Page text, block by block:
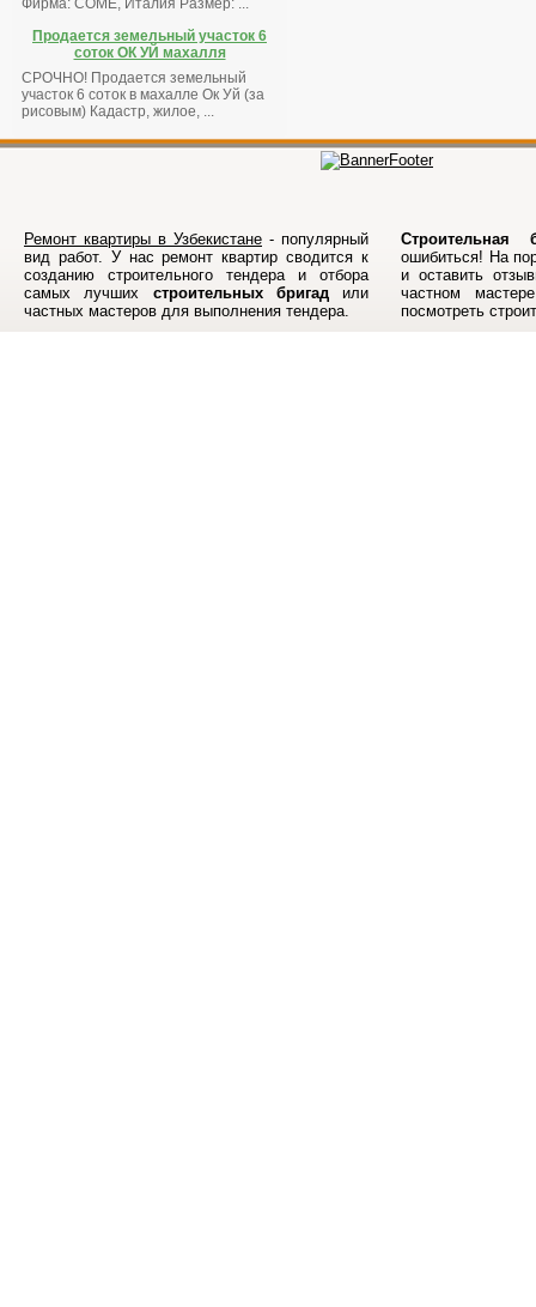
Фирма: COME, Италия Размер: ...
Продается земельный участок 6
соток ОК УЙ махалля
СРОЧНО! Продается земельный
участок 6 соток в махалле Ок Уй (за
рисовым) Кадастр, жилое, ...
Ремонт квартиры в Узбекистане - популярный
вид работ. У нас ремонт квартир сводится к
созданию строительного тендера и отбора
самых лучших строительных бригадили
частных мастеров для выполнения тендера.
Строительная
ошибиться! На
и оставить
частном
посмотреть